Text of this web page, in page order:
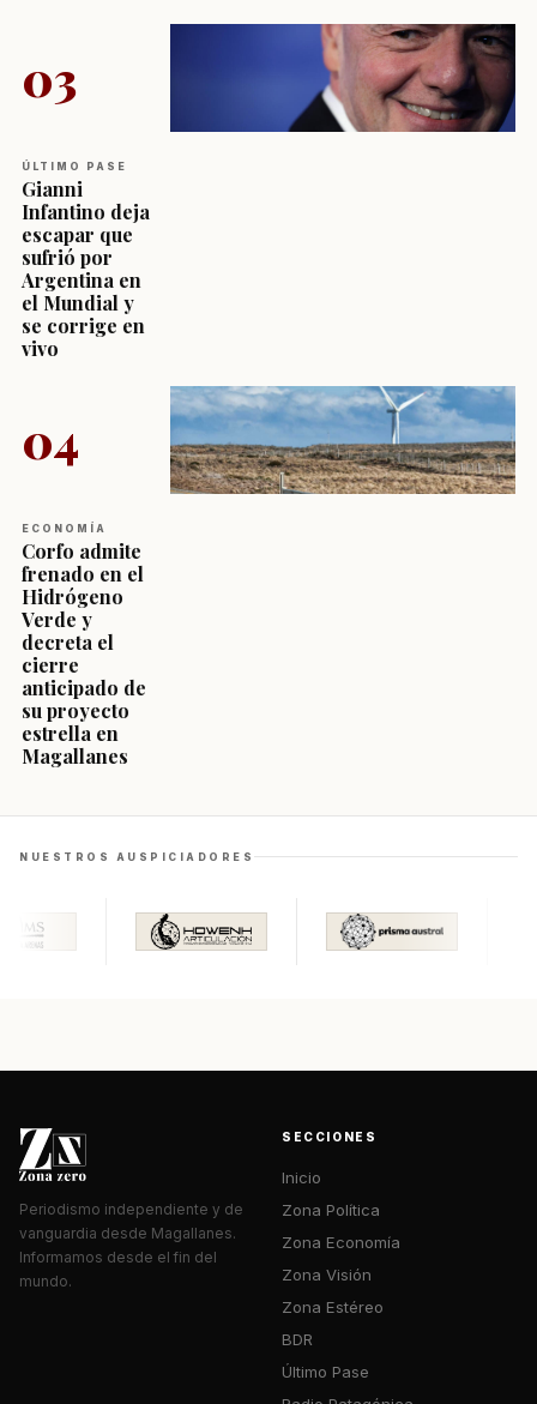
03
ÚLTIMO PASE
Gianni
Infantino deja
escapar que
sufrió por
Argentina en
el Mundial y
se corrige en
vivo
04
ECONOMÍA
Corfo admite
frenado en el
Hidrógeno
Verde y
decreta el
cierre
anticipado de
su proyecto
estrella en
Magallanes
NUESTROS AUSPICIADORES
Periodismo independiente y de
vanguardia desde Magallanes.
Informamos desde el fin del
mundo.
SECCIONES
Inicio
Zona Política
Zona Economía
Zona Visión
Zona Estéreo
BDR
Último Pase